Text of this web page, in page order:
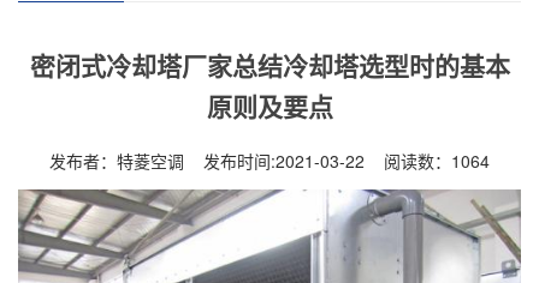
密闭式冷却塔厂家总结冷却塔选型时的基本
原则及要点
发布者：特菱空调 发布时间:2021-03-22 阅读数： 1064